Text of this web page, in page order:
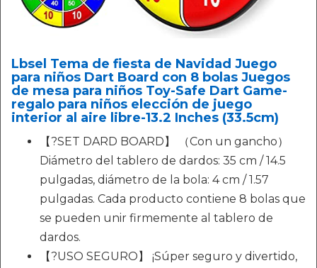
Lbsel Tema de fiesta de Navidad Juego
para niños Dart Board con 8 bolas Juegos
de mesa para niños Toy-Safe Dart Game-
regalo para niños elección de juego
interior al aire libre-13.2 Inches (33.5cm)
【?SET DARD BOARD】 （Con un gancho）
Diámetro del tablero de dardos: 35 cm / 14.5
pulgadas, diámetro de la bola: 4 cm / 1.57
pulgadas. Cada producto contiene 8 bolas que
se pueden unir firmemente al tablero de
dardos.
【?USO SEGURO】 ¡Súper seguro y divertido,